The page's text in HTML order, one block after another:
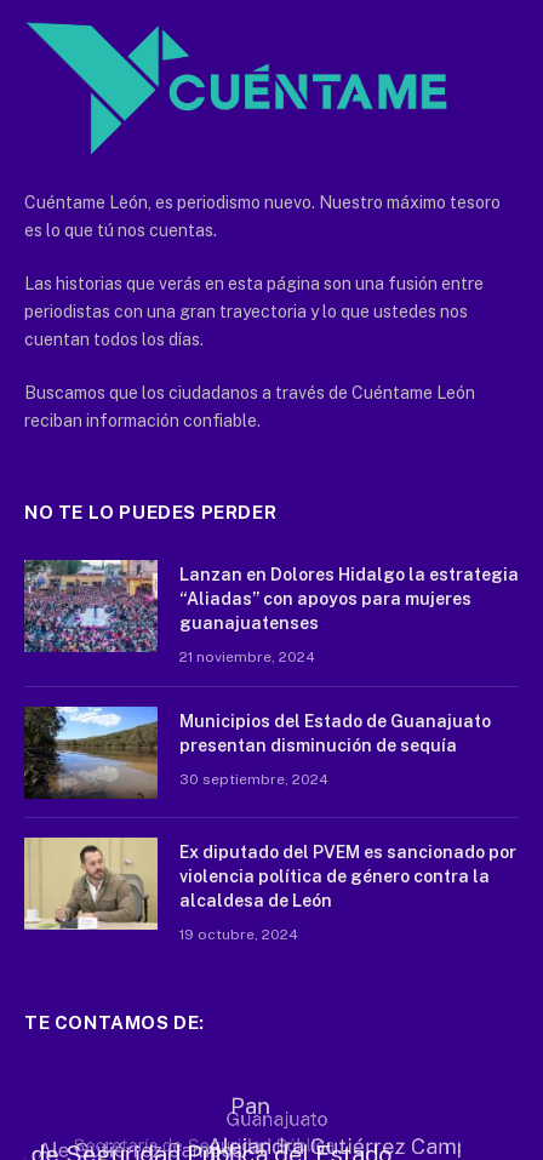
Cuéntame León, es periodismo nuevo. Nuestro máximo tesoro
es lo que tú nos cuentas.
Las historias que verás en esta página son una fusión entre
periodistas con una gran trayectoria y lo que ustedes nos
cuentan todos los días.
Buscamos que los ciudadanos a través de Cuéntame León
reciban información confiable.
NO TE LO PUEDES PERDER
Lanzan en Dolores Hidalgo la estrategia
“Aliadas” con apoyos para mujeres
guanajuatenses
21 noviembre, 2024
Municipios del Estado de Guanajuato
presentan disminución de sequía
30 septiembre, 2024
Ex diputado del PVEM es sancionado por
violencia política de género contra la
alcaldesa de León
19 octubre, 2024
TE CONTAMOS DE: